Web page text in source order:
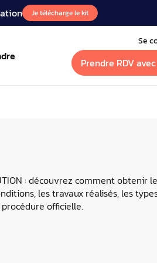
Je télécharge le kit
Se
Prendre RDV
: découvrez comment obtenir
les travaux réalisés, les
officielle.